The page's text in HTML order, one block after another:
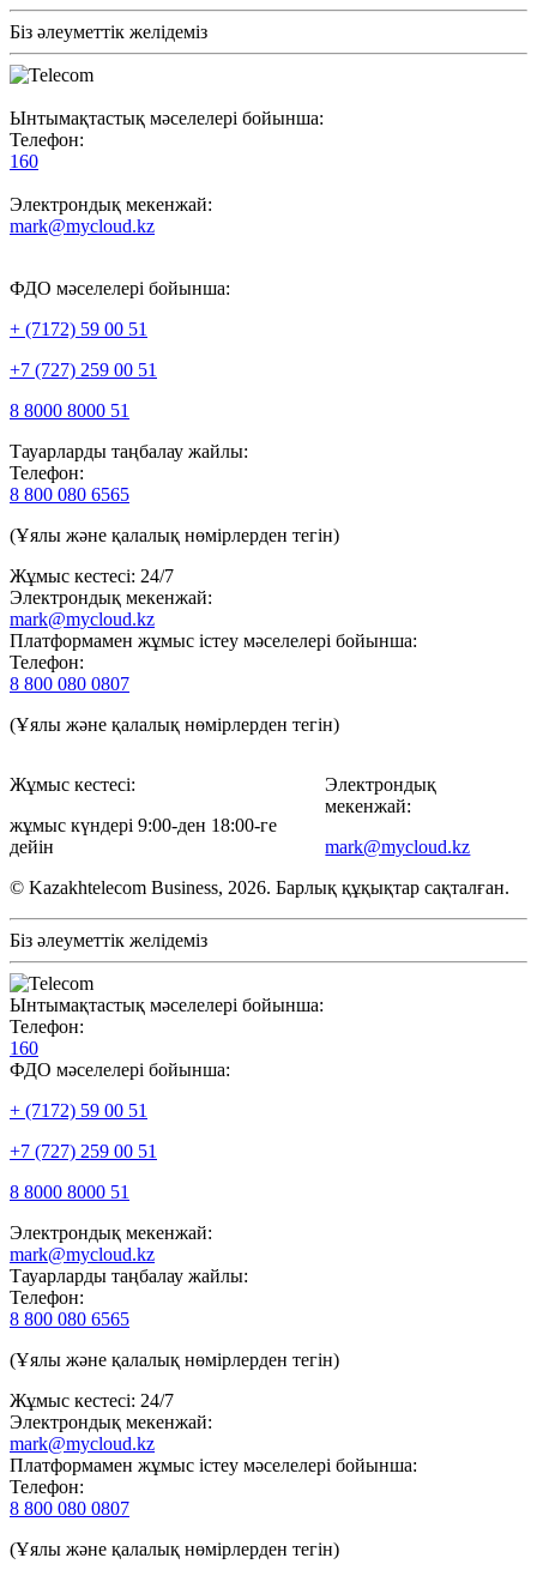
Біз әлеуметтік желідеміз
Ынтымақтастық мәселелері бойынша:
Телефон:
160
Электрондық мекенжай:
mark@mycloud.kz
ФДО мәселелері бойынша:
+ (7172) 59 00 51
+7 (727) 259 00 51
8 8000 8000 51
Тауарларды таңбалау жайлы:
Телефон:
8 800 080 6565
(Ұялы және қалалық нөмірлерден тегін)
Жұмыс кестесі: 24/7
Электрондық мекенжай:
mark@mycloud.kz
Платформамен жұмыс істеу мәселелері бойынша:
Телефон:
8 800 080 0807
(Ұялы және қалалық нөмірлерден тегін)
Жұмыс кестесі:
жұмыс күндері 9:00-ден 18:00-ге
дейін
Электрондық
мекенжай:
mark@mycloud.kz
© Kazakhtelecom Business, 2026. Барлық құқықтар сақталған.
Біз әлеуметтік желідеміз
Ынтымақтастық мәселелері бойынша:
Телефон:
160
ФДО мәселелері бойынша:
+ (7172) 59 00 51
+7 (727) 259 00 51
8 8000 8000 51
Электрондық мекенжай:
mark@mycloud.kz
Тауарларды таңбалау жайлы:
Телефон:
8 800 080 6565
(Ұялы және қалалық нөмірлерден тегін)
Жұмыс кестесі: 24/7
Электрондық мекенжай:
mark@mycloud.kz
Платформамен жұмыс істеу мәселелері бойынша:
Телефон:
8 800 080 0807
(Ұялы және қалалық нөмірлерден тегін)